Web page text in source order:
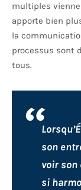
multiples
apporte bien
la
processus sont
tous.
son
voir son
si